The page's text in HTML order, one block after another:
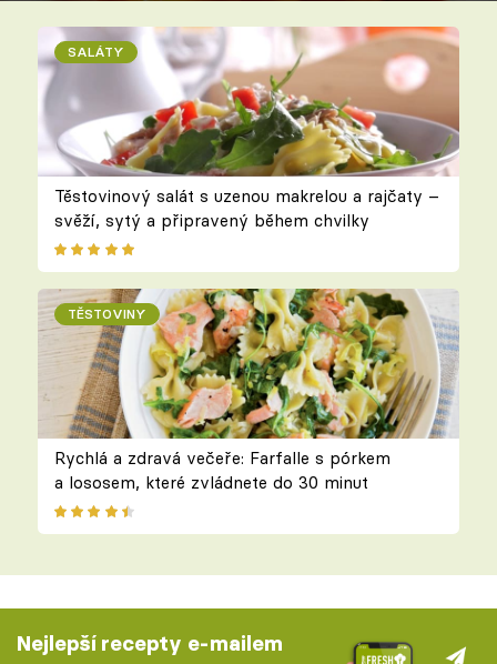
SALÁTY
Těstovinový salát s uzenou makrelou a rajčaty –
svěží, sytý a připravený během chvilky
TĚSTOVINY
Rychlá a zdravá večeře: Farfalle s pórkem
a lososem, které zvládnete do 30 minut
Nejlepší recepty e-mailem